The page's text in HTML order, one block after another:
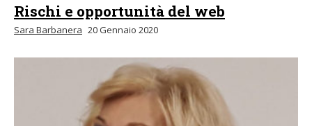
Rischi e opportunità del web
Sara Barbanera 20 Gennaio 2020